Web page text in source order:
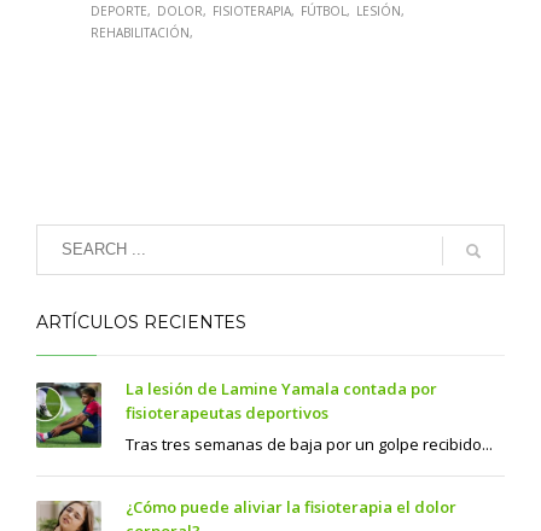
DEPORTE
DOLOR FISIOTERAPIA FÚTBOL
LESIÓN
REHABILITACIÓN
ARTÍCULOS RECIENTES
La lesión de Lamine Yamala contada por
fisioterapeutas deportivos
Tras tres semanas de baja por un golpe recibido...
¿Cómo puede aliviar la fisioterapia el dolor